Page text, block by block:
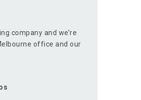
company and we’re
office and our